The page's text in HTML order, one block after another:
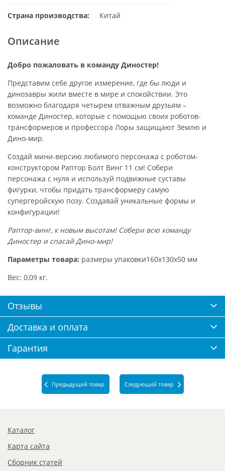
Страна производства: Китай
Описание
Добро пожаловать в команду Диностер!
Представим себе другое измерение, где бы люди и
динозавры жили вместе в мире и спокойствии. Это
возможно благодаря четырем отважным друзьям –
команде Диностер, которые с помощью своих роботов-
трансформеров и профессора Лоры защищают Землю и
Дино-мир.
Создай мини-версию любимого персонажа с роботом-
конструктором Раптор Болт Винг 11 см! Собери
персонажа с нуля и используй подвижные суставы
фигурки, чтобы придать трансформеру самую
супергеройскую позу. Создавай уникальные формы и
конфигурации!
Раптор-винг, к новым высотам! Собери всю команду
Диностер и спасай Дино-мир!
Параметры товара: размеры упаковки160х130х50 мм
Вес: 0,09 кг.
Отзывы
Доставка и оплата
Гарантия
Предыдущий товар Следующий товар
Каталог
Карта сайта
Сборник статей